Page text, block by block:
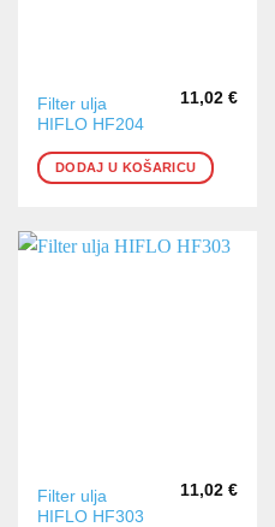
Filter ulja
HIFLO HF204
11,02 €
DODAJ U KOŠARICU
Filter ulja
HIFLO HF303
11,02 €